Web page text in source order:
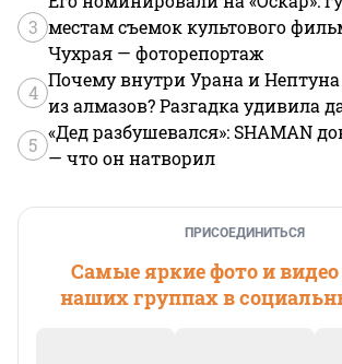
3 местам съемок культового
Чухрая — фоторепортаж
4
Почему внутри Урана и
из алмазов? Разгадка удивила
5
«Дед разбушевался»: SHAMAN
— что он натворил
ПРИСОЕДИНИТЬСЯ
Самые яркие фото и
наших группах в